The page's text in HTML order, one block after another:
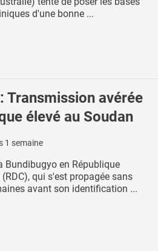
d'une bonne ...
Transmission avérée
élevé au Soudan
1 semaine
Bundibugyo en République
qui s'est propagée sans
avant son identification ...